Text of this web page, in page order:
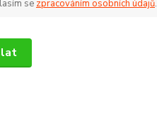
se zpracováním osobních údajů.